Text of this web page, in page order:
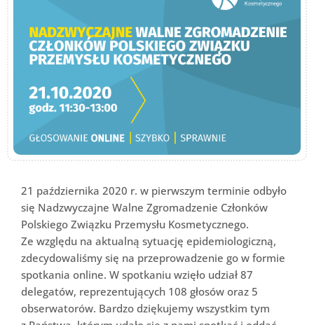
21 października 2020 r. w pierwszym terminie odbyło
się Nadzwyczajne Walne Zgromadzenie Członków
Polskiego Związku Przemysłu Kosmetycznego.
Ze względu na aktualną sytuację epidemiologiczną,
zdecydowaliśmy się na przeprowadzenie go w formie
spotkania online. W spotkaniu wzięło udział 87
delegatów, reprezentujących 108 głosów oraz 5
obserwatorów. Bardzo dziękujemy wszystkim tym